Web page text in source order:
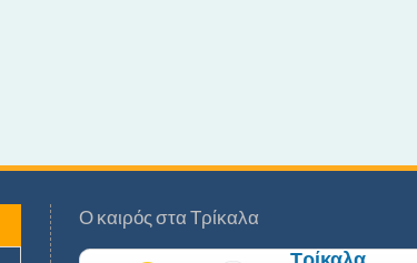
Ο καιρός στα Τρίκαλα